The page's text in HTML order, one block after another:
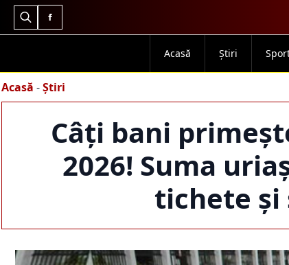
Search
Acasă Știri
Acasă -Știri
Câți bani
2026! Suma
tichete și